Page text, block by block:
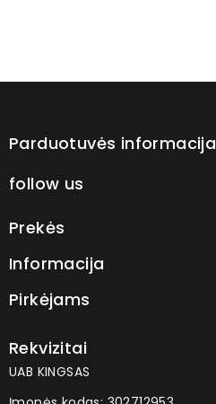
Parduotuvės informacija
follow us
Prekės
Informacija
Pirkėjams
Rekvizitai
UAB KINGSAS